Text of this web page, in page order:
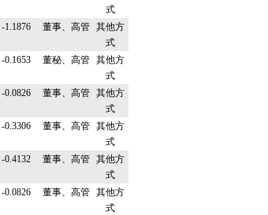
式
-1.1876 董事、高管 其他方
式
-0.1653 董秘、高管 其他方
式
-0.0826 董事、高管 其他方
式
-0.3306 董事、高管 其他方
式
-0.4132 董事、高管 其他方
式
-0.0826 董事、高管 其他方
式